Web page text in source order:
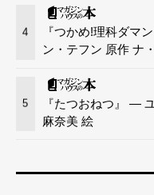
4
『つかめ!理科ダマ
ン・テフン 原作 ナ
5
『たつおねつ』 —
麻奈美 絵